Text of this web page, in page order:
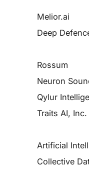
Melior.ai
Deep
Rossum
Neuron
Qylur
Traits AI, Inc.
Artificial
Collective